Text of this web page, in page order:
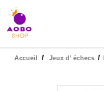
Accueil / Jeux d' échecs /